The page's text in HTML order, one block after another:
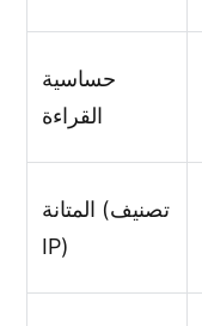
حساسية
القراءة
المتانة (تصنيف
IP)